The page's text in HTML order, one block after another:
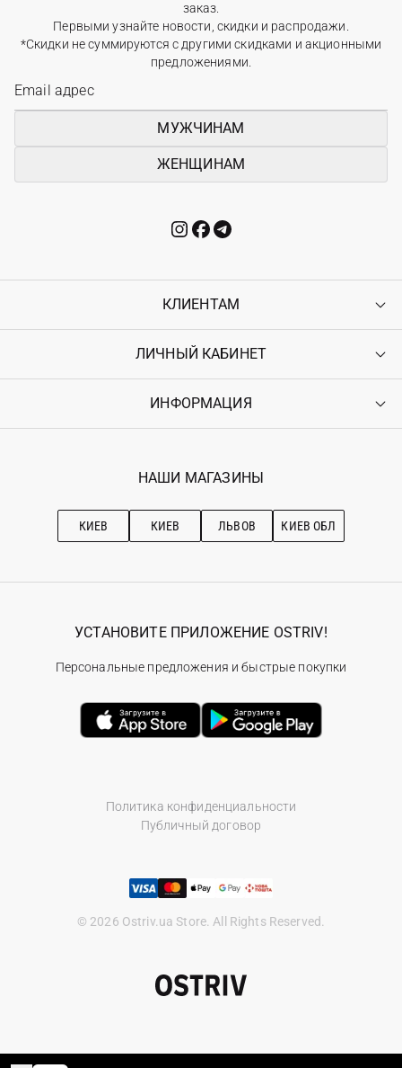
заказ.
Первыми узнайте новости, скидки и распродажи.
*Скидки не суммируются с другими скидками и акционными
предложениями.
МУЖЧИНАМ
ЖЕНЩИНАМ
КЛИЕНТАМ
Контакты
Возврат
Гарантия
ЛИЧНЫЙ КАБИНЕТ
Войти
Ostriv Club+
ИНФОРМАЦИЯ
Наши магазини
Рекомендации по уходу
НАШИ МАГАЗИНЫ
КИЕВ КИЕВ ЛЬВОВ КИЕВ ОБЛ
Политика конфиденциальности
Публичный договор
© 2026 Ostriv.ua Store. All Rights Reserved.
УСТАНОВИТЕ ПРИЛОЖЕНИЕ OSTRIV!
Персональные предложения и быстрые покупки